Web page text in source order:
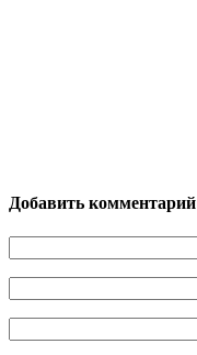
Добавить комментарий